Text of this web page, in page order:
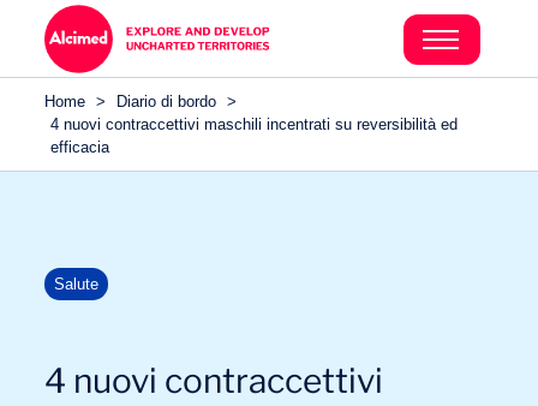
Home > Diario di bordo >
4 nuovi contraccettivi maschili incentrati su reversibilità ed
efficacia
Salute
4 nuovi contraccettivi